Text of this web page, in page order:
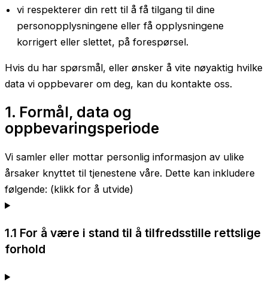
vi respekterer din rett til å få tilgang til dine
personopplysningene eller få opplysningene
korrigert eller slettet, på forespørsel.
Hvis du har spørsmål, eller ønsker å vite nøyaktig hvilke
data vi oppbevarer om deg, kan du kontakte oss.
1. Formål, data og
oppbevaringsperiode
Vi samler eller mottar personlig informasjon av ulike
årsaker knyttet til tjenestene våre. Dette kan inkludere
følgende: (klikk for å utvide)
1.1 For å være i stand til å tilfredsstille rettslige
forhold